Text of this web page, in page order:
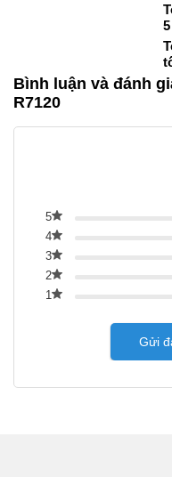
Bình luận và đánh
R7120
5
4
3
2
1
Gửi